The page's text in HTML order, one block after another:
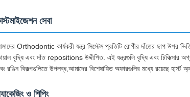
সেবা
Orthodontic কার্যকরী যন্ত্র সিস্টেম প্রতিটি রোগীর দাঁতের ছাপ উপর
বৃদ্ধি এবং দাঁত repositions উদ্দীপিত. এই যন্ত্রগুলি বৃদ্ধি এবং
রঙিন বিকল্পগুলিতে উপলব্ধ,আমাদের বিশেষায়িত অফারগুলির মধ্যে রয়েছে হার্স্ট
ও শিপিং